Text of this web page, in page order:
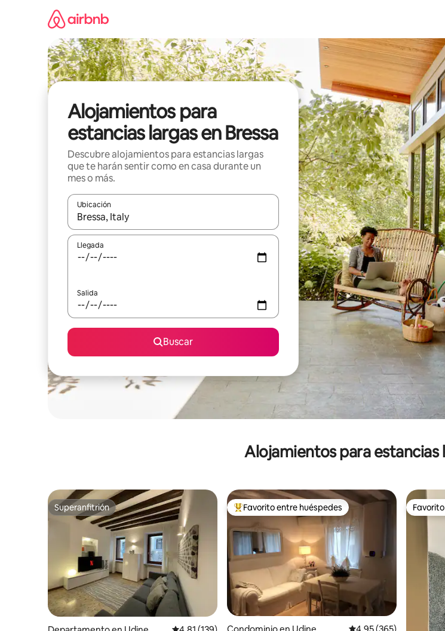
Alojamientos para
estancias largas en Bressa
Descubre alojamientos para estancias largas
que te harán sentir como en casa durante un
mes o más.
Ubicación
Cuando los resultados estén disponibles, podrás navegar usando las teclas de las flechas
Llegada
Salida
Buscar
Alojamientos para estancias
Superanfitrión
Superanfitrión De los mejores en Favorito entre huéspedes
Favorito entre huéspedes